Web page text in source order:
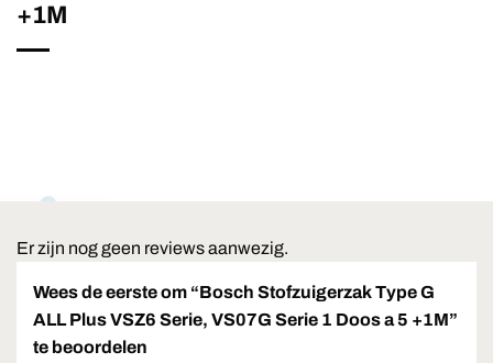
+1M
Er zijn nog geen reviews aanwezig.
Wees de eerste om “Bosch Stofzuigerzak Type G
ALL Plus VSZ6 Serie, VS07G Serie 1 Doos a 5 +1M”
te beoordelen